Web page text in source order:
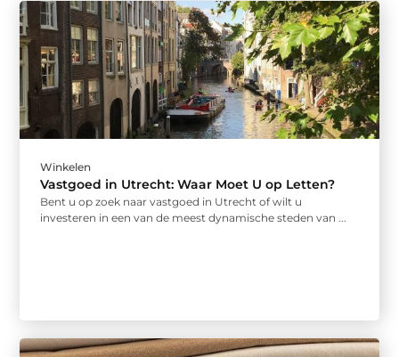
Winkelen
Vastgoed in Utrecht: Waar Moet U op Letten?
Bent u op zoek naar vastgoed in Utrecht of wilt u
investeren in een van de meest dynamische steden van ...